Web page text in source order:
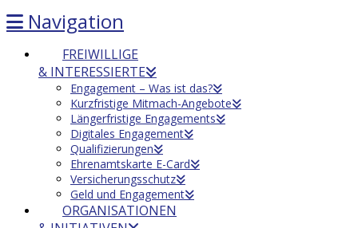
Navigation
FREIWILLIGE
& INTERESSIERTE
Engagement – Was ist das?
Kurzfristige Mitmach-Angebote
Längerfristige Engagements
Digitales Engagement
Qualifizierungen
Ehrenamtskarte E-Card
Versicherungsschutz
Geld und Engagement
ORGANISATIONEN